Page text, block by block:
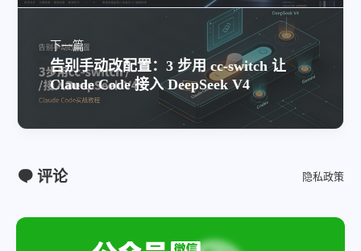
下一篇
告别手动改配置：3 步用 cc-switch 让
Claude Code 接入 DeepSeek V4
评论 隐私政策